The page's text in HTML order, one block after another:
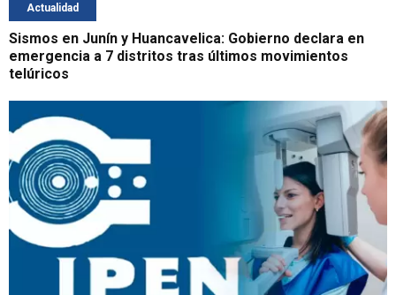
Actualidad
Sismos en Junín y Huancavelica: Gobierno declara en
emergencia a 7 distritos tras últimos movimientos
telúricos